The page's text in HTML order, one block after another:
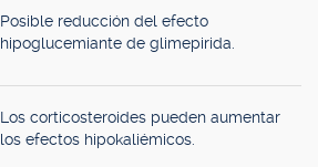
Posible reducción del efecto
hipoglucemiante de glimepirida.
Los corticosteroides pueden aumentar
los efectos hipokaliémicos.